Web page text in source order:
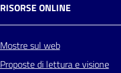
RISORSE ONLINE
Mostre sul web
Proposte di lettura e visione